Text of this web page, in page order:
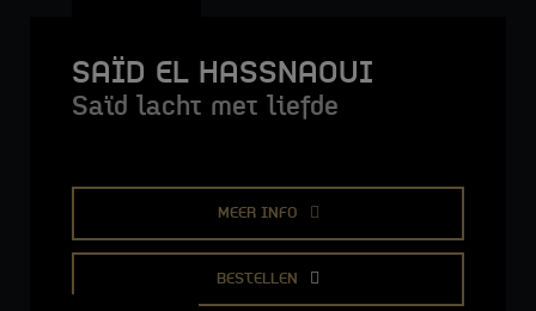
SAÏD EL HASSNAOUI
Saïd lacht met liefde
MEER INFO
BESTELLEN